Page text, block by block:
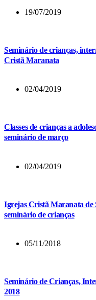
19/07/2019
Seminário de crianças,
Cristã Maranata
02/04/2019
Classes de crianças a
seminário de março
02/04/2019
Igrejas Cristã Maranata de
seminário de crianças
05/11/2018
Seminário de Crianças,
2018